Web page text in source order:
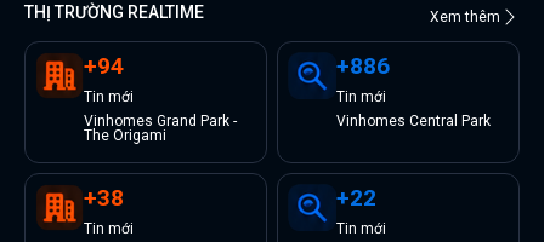
THỊ TRƯỜNG REALTIME Xem thêm
+94
Tin mới
Vinhomes Grand Park -
The Origami
+886
Tin mới
Vinhomes Central Park
+38
Tin mới
+22
Tin mới